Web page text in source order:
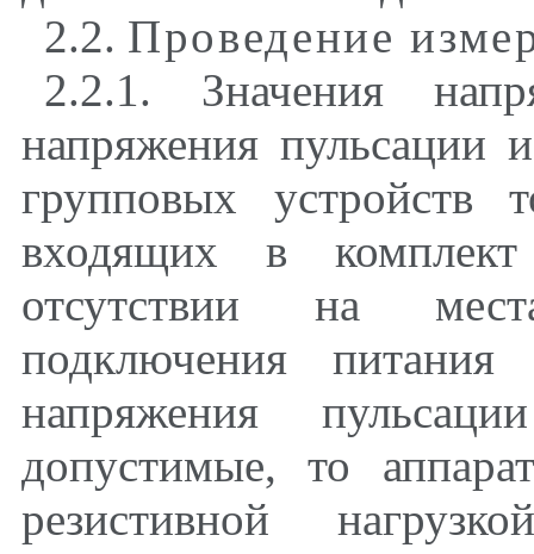
2.2. Проведение
2.2.1. Значения
напряжения пульсации
групповых устройств
входящих в
отсутствии на
подключения питания
напряжения
допустимые, то
резистивной